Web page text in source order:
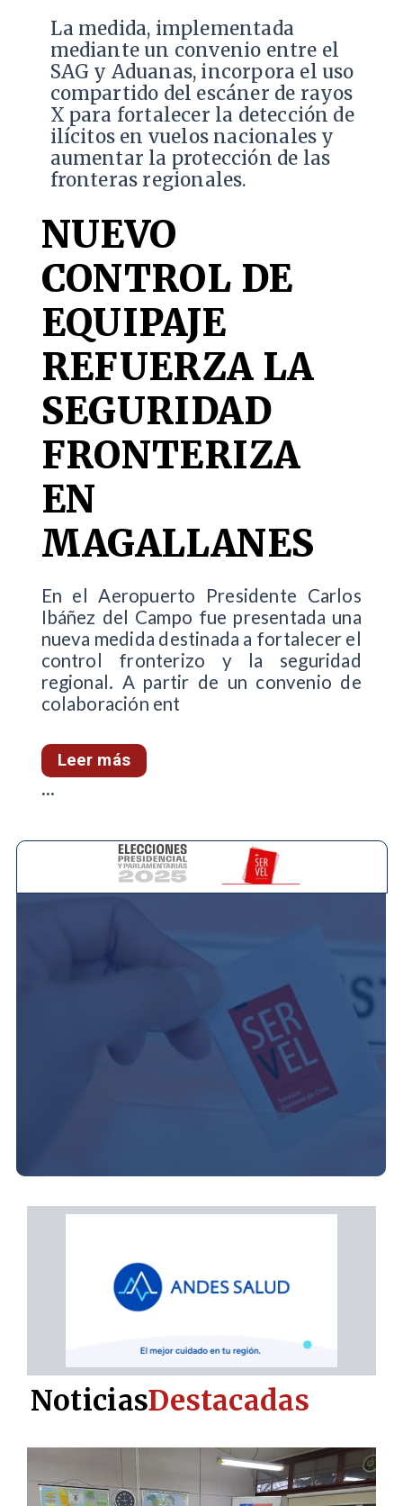
La medida, implementada
mediante un convenio entre el
SAG y Aduanas, incorpora el uso
compartido del escáner de rayos
X para fortalecer la detección de
ilícitos en vuelos nacionales y
aumentar la protección de las
fronteras regionales.
NUEVO
CONTROL DE
EQUIPAJE
REFUERZA LA
SEGURIDAD
FRONTERIZA
EN
MAGALLANES
En el Aeropuerto Presidente Carlos
Ibáñez del Campo fue presentada una
nueva medida destinada a fortalecer el
control fronterizo y la seguridad
regional. A partir de un convenio de
colaboración ent
Leer más
...
NoticiasDestacadas